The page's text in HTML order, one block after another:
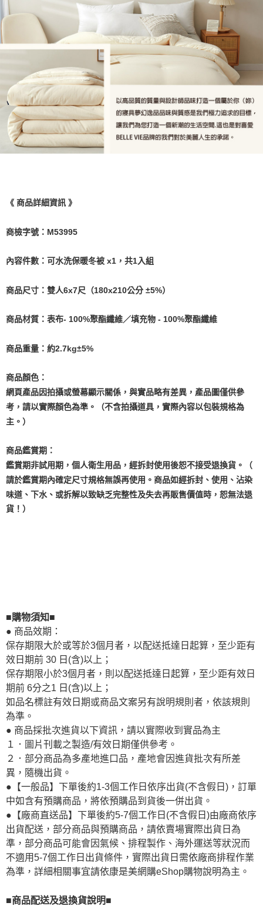
《 商品詳細資訊 》
商檢字號：M53995
內容件數：可水洗保暖冬被 x1，共1入組
商品尺寸：雙人6x7尺（180x210公分 ±5%）
商品材質：表布- 100%聚酯纖維／填充物 - 100%聚酯纖維
商品重量：約2.7kg±5%
商品顏色：
網頁產品因拍攝或螢幕顯示關係，與實品略有差異，產品圖僅供參
考，請以實際顏色為準。（不含拍攝道具，實際內容以包裝規格為
主。）
商品鑑賞期：
鑑賞期非試用期，個人衛生用品，經拆封使用後恕不接受退換貨。（
請於鑑賞期內確定尺寸規格無誤再使用。商品如經拆封、使用、沾染
味道、下水、或拆解以致缺乏完整性及失去再販售價值時，恕無法退
貨！）
■購物須知■
● 商品效期：
保存期限大於或等於3個月者，以配送抵達日起算，至少距有
效日期前 30 日(含)以上；
保存期限小於3個月者，則以配送抵達日起算，至少距有效日
期前 6分之1 日(含)以上；
如品名標註有效日期或商品文案另有說明規則者，依該規則
為準。
● 商品採批次進貨以下資訊，請以實際收到實品為主
１．圖片刊載之製造/有效日期僅供參考。
２．部分商品為多產地進口品，產地會因進貨批次有所差
異，隨機出貨。
●【一般品】下單後約1-3個工作日依序出貨(不含假日)，訂單
中如含有預購商品，將依預購品到貨後一併出貨。
●【廠商直送品】下單後約5-7個工作日(不含假日)由廠商依序
出貨配送，部分商品與預購商品，請依賣場實際出貨日為
準，部分商品可能會因氣候、排程製作、海外運送等狀況而
不適用5-7個工作日出貨條件，實際出貨日需依廠商排程作業
為準，詳細相關事宜請依康是美網購eShop購物說明為主。
■商品配送及退換貨說明■